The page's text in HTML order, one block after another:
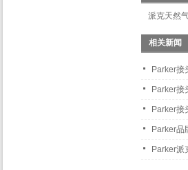
派克天然
相关新闻
Parker
Parker
Parker
Parker品
Parker派